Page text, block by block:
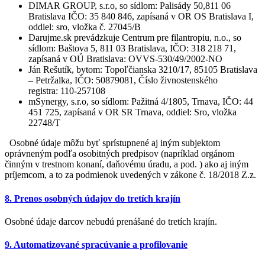
DIMAR GROUP, s.r.o, so sídlom: Palisády 50,811 06
Bratislava IČO: 35 840 846, zapísaná v OR OS Bratislava I,
oddiel: sro, vložka č. 27045/B
Darujme.sk prevádzkuje Centrum pre filantropiu, n.o., so
sídlom: Baštova 5, 811 03 Bratislava, IČO: 318 218 71,
zapísaná v OÚ Bratislava: OVVS-530/49/2002-NO
Ján Rešutík, bytom: Topoľčianska 3210/17, 85105 Bratislava
– Petržalka, IČO: 50879081, Číslo živnostenského
registra: 110-257108
mSynergy, s.r.o, so sídlom: Pažitná 4/1805, Trnava, IČO: 44
451 725, zapísaná v OR SR Trnava, oddiel: Sro, vložka
22748/T
Osobné údaje môžu byť sprístupnené aj iným subjektom
oprávneným podľa osobitných predpisov (napríklad orgánom
činným v trestnom konaní, daňovému úradu, a pod. ) ako aj iným
príjemcom, a to za podmienok uvedených v zákone č. 18/2018 Z.z.
8. Prenos osobných údajov do tretích krajín
Osobné údaje darcov nebudú prenášané do tretích krajín.
9. Automatizované spracúvanie a profilovanie